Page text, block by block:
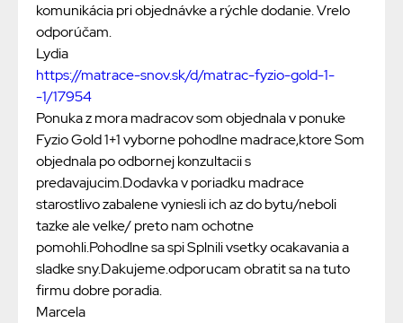
komunikácia pri objednávke a rýchle dodanie. Vrelo
odporúčam.
Lydia
https://matrace-snov.sk/d/matrac-fyzio-gold-1-
-1/17954
Ponuka z mora madracov som objednala v ponuke
Fyzio Gold 1+1 vyborne pohodlne madrace,ktore Som
objednala po odbornej konzultacii s
predavajucim.Dodavka v poriadku madrace
starostlivo zabalene vyniesli ich az do bytu/neboli
tazke ale velke/ preto nam ochotne
pomohli.Pohodlne sa spi Splnili vsetky ocakavania a
sladke sny.Dakujeme.odporucam obratit sa na tuto
firmu dobre poradia.
Marcela